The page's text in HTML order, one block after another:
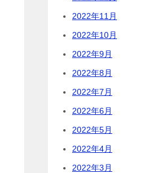
2022年11月
2022年10月
2022年9月
2022年8月
2022年7月
2022年6月
2022年5月
2022年4月
2022年3月